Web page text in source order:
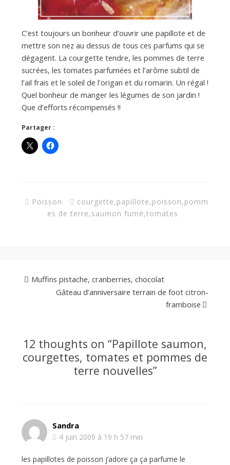
C’est toujours un bonheur d’ouvrir une papillote et de
mettre son nez au dessus de tous ces parfums qui se
dégagent. La courgette tendre, les pommes de terre
sucrées, les tomates parfumées et l’arôme subtil de
l’ail frais et le soleil de l’origan et du romarin. Un régal !
Quel bonheur de manger les légumes de son jardin !
Que d’efforts récompensés !!
Partager :
Poisson courgette,papillote,poisson,pomm
es de terre,saumon fumé,tomates
Muffins pistache, cranberries, chocolat
Gâteau d’anniversaire terrain de foot citron-
framboise
12 thoughts on “Papillote saumon,
courgettes, tomates et pommes de
terre nouvelles”
Sandra
4 juin 2009 à 19 h 57 min
les papillotes de poisson j’adore ça ça parfume le